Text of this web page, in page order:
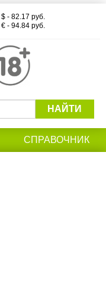
$ - 82.17 руб.
€ - 94.84 руб.
НАЙТИ
СПРАВОЧНИК